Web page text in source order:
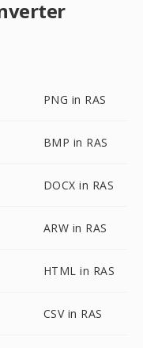
PNG in RAS
BMP in RAS
DOCX in RAS
ARW in RAS
HTML in RAS
CSV in RAS